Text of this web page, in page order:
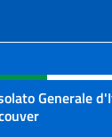
Generale